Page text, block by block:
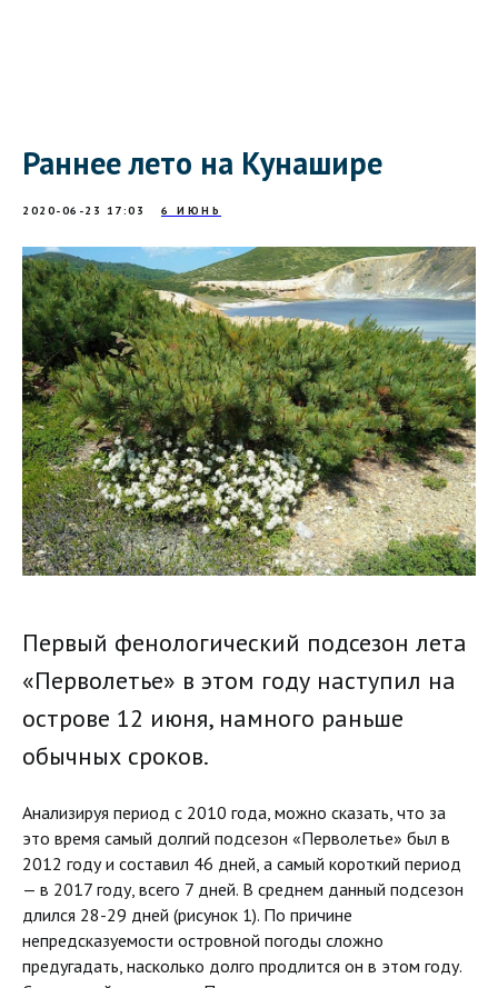
Раннее лето на Кунашире
2020-06-23 17:03 6 ИЮНЬ
Первый фенологический подсезон лета
«Перволетье» в этом году наступил на
острове 12 июня, намного раньше
обычных сроков.
Анализируя период с 2010 года, можно сказать, что за
это время самый долгий подсезон «Перволетье» был в
2012 году и составил 46 дней, а самый короткий период
— в 2017 году, всего 7 дней. В среднем данный подсезон
длился 28-29 дней (рисунок 1). По причине
непредсказуемости островной погоды сложно
предугадать, насколько долго продлится он в этом году.